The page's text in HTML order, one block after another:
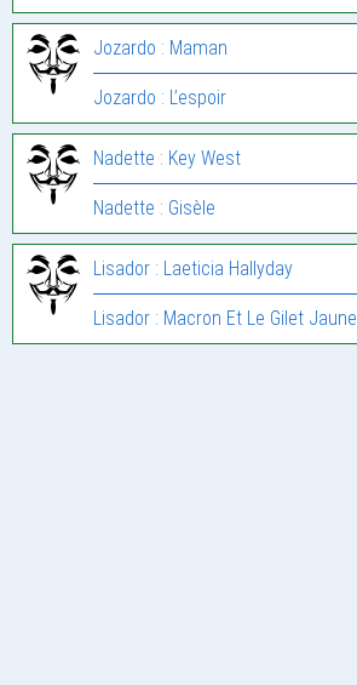
Jozardo : Maman
Jozardo : L’espoir
Nadette : Key West
Nadette : Gisèle
Lisador : Laeticia Hallyday
Lisador : Macron Et Le Gilet Jaune